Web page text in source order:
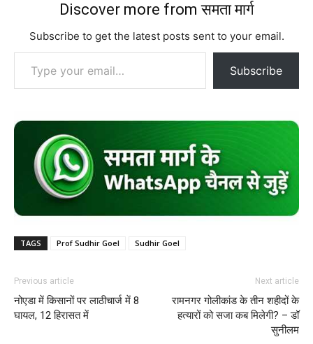
Discover more from समता मार्ग
Subscribe to get the latest posts sent to your email.
Type your email…
Subscribe
TAGS Prof Sudhir Goel Sudhir Goel
Previous article
नोएडा में किसानों पर लाठीचार्ज में 8
घायल, 12 हिरासत में
Next article
रामनगर गोलीकांड के तीन शहीदों के
हत्यारों को सजा कब मिलेगी? – डॉ
सुनीलम